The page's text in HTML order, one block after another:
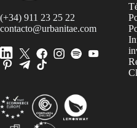
(+34) 911 23 25 22
contacto@urbanitae.com